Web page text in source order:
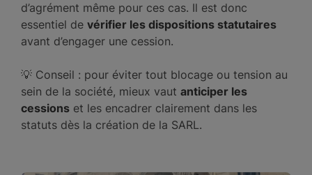
d’agrément même pour ces cas. Il est donc
essentiel de vérifier les dispositions statutaires
avant d’engager une cession.
💡 Conseil : pour éviter tout blocage ou tension au
sein de la société, mieux vaut anticiper les
cessions et les encadrer clairement dans les
statuts dès la création de la SARL.